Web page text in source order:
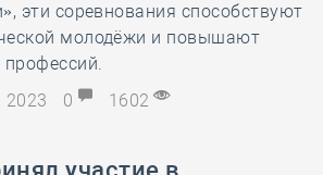
эти соревнования способствуют
молодёжи и повышают
2023
0 1602